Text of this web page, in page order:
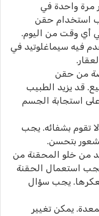
مرة واحدة في
استخدام حقن
أي وقت من اليوم.
فيه سيماغلوتيد في
من حقن
ويزيد جرعة المريض بعد 4 أسابيع. قد يزيد الطبيب
أخرى بناءً على استجابة الجسم
تقوم بشفائه. يجب
بتحسن.
من خلو المحقنة من
يجب استعمال الحقنة
يجب سؤال
يمكن تغيير